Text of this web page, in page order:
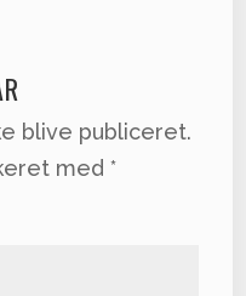
blive publiceret.
med*